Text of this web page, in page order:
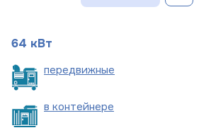
64 кВт
передвижные
в контейнере